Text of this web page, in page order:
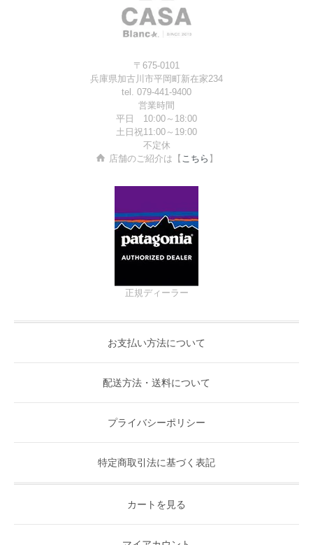
〒675-0101
兵庫県加古川市平岡町新在家234
tel. 079-441-9400
営業時間
平日 10:00～18:00
土日祝11:00～19:00
不定休
店舗のご紹介は【 こちら 】
正規ディーラー
お支払い方法について
配送方法・送料について
プライバシーポリシー
特定商取引法に基づく表記
カートを見る